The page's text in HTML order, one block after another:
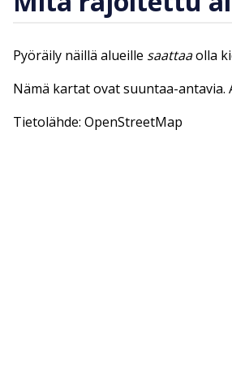
Pyöräily näillä alueille saattaaolla
Nämä kartat ovat suuntaa-
Tietolähde: OpenStreetMap